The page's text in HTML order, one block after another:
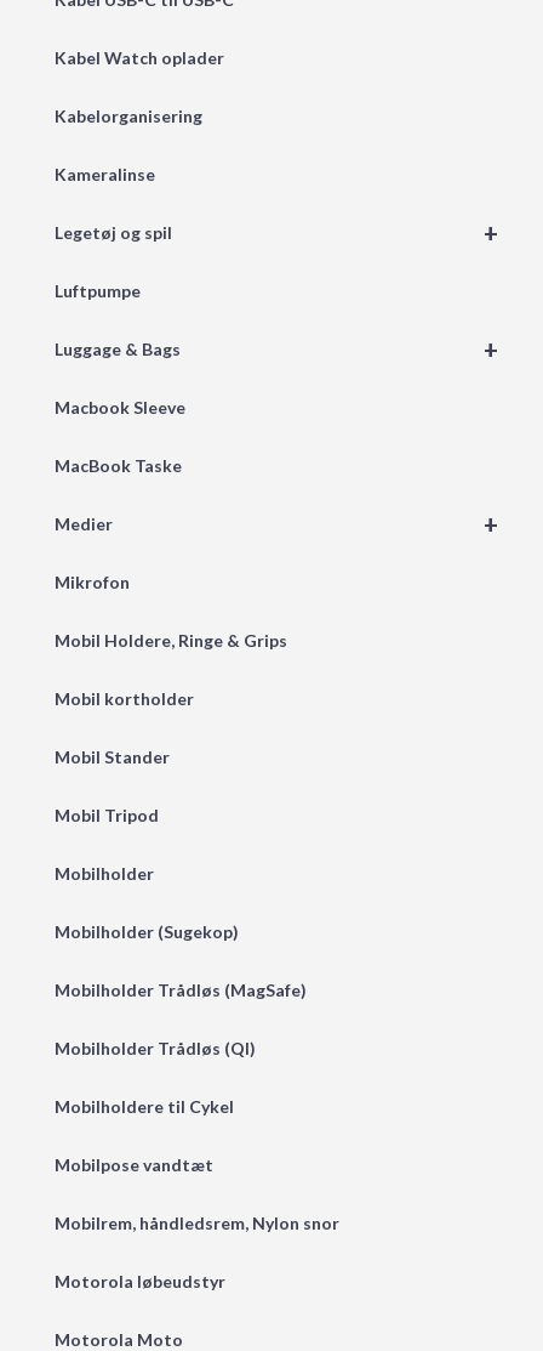
Kabel Watch oplader
Kabelorganisering
Kameralinse
+
Legetøj og spil
Luftpumpe
+
Luggage & Bags
Macbook Sleeve
MacBook Taske
+
Medier
Mikrofon
Mobil Holdere, Ringe & Grips
Mobil kortholder
Mobil Stander
Mobil Tripod
Mobilholder
Mobilholder (Sugekop)
Mobilholder Trådløs (MagSafe)
Mobilholder Trådløs (QI)
Mobilholdere til Cykel
Mobilpose vandtæt
Mobilrem, håndledsrem, Nylon snor
Motorola løbeudstyr
Motorola Moto